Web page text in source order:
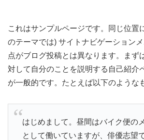
これはサンプルページです。同じ位置
のテーマでは) サイトナビゲーション
点がブログ投稿とは異なります。まず
対して自分のことを説明する自己紹介
が一般的です。たとえば以下のような
はじめまして。昼間はバイク便の
として働いていますが、俳優志望